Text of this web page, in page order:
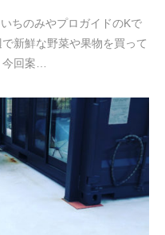
のみやプロガイドのKで
新鮮な野菜や果物を買って
回案…